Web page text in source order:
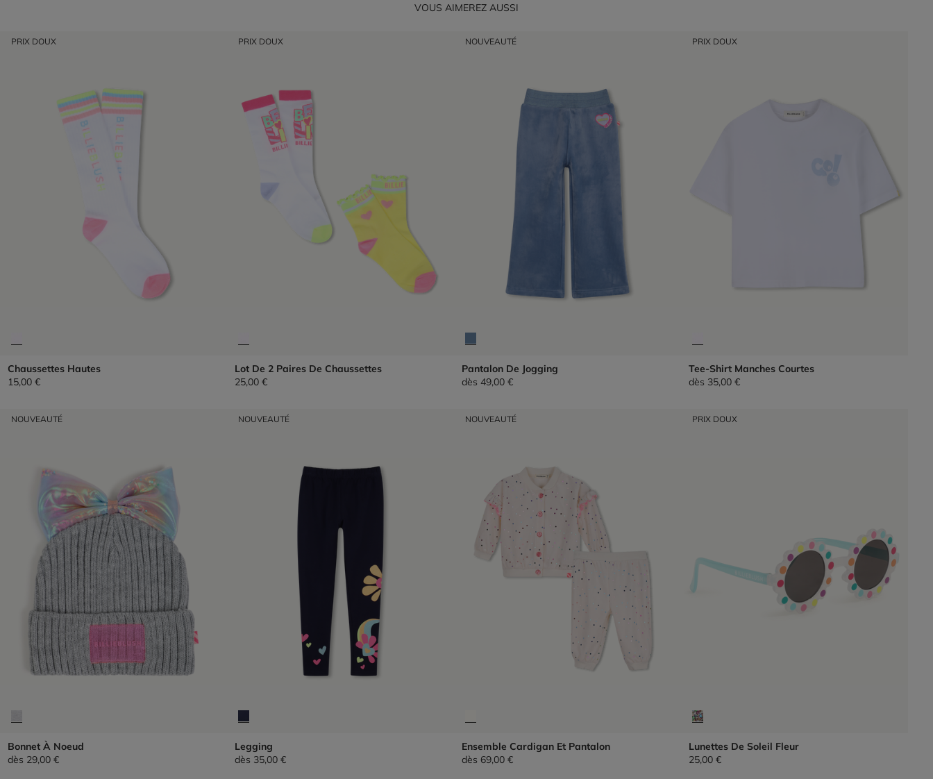
VOUS AIMEREZ AUSSI
PRIX DOUX
Chaussettes Hautes
15,00 €
PRIX DOUX
Lot De 2 Paires De Chaussettes
25,00 €
NOUVEAUTÉ
Pantalon De Jogging
dès 49,00 €
PRIX DOUX
Tee-Shirt Manches Courtes
dès 35,00 €
NOUVEAUTÉ
Bonnet À Noeud
dès 29,00 €
NOUVEAUTÉ
Legging
dès 35,00 €
NOUVEAUTÉ
Ensemble Cardigan Et Pantalon
dès 69,00 €
PRIX DOUX
Lunettes De Soleil Fleur
25,00 €